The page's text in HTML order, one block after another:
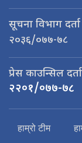
सूचना विभाग
२०३६/०७७-७८
प्रेस काउन्सिल
२२०१/०७७-७८
हाम्रो टीम